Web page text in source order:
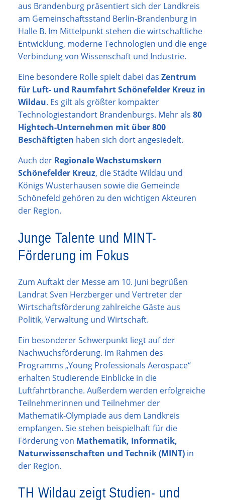
aus Brandenburg präsentiert sich der Landkreis
am Gemeinschaftsstand Berlin-Brandenburg in
Halle B. Im Mittelpunkt stehen die wirtschaftliche
Entwicklung, moderne Technologien und die enge
Verbindung von Wissenschaft und Industrie.
Eine besondere Rolle spielt dabei das Zentrum
für Luft- und Raumfahrt Schönefelder Kreuz in
Wildau. Es gilt als größter kompakter
Technologiestandort Brandenburgs. Mehr als 80
Hightech-Unternehmen mit über 800
Beschäftigten haben sich dort angesiedelt.
Auch der Regionale Wachstumskern
Schönefelder Kreuz, die Städte Wildau und
Königs Wusterhausen sowie die Gemeinde
Schönefeld gehören zu den wichtigen Akteuren
der Region.
Junge Talente und MINT-
Förderung im Fokus
Zum Auftakt der Messe am 10. Juni begrüßen
Landrat Sven Herzberger und Vertreter der
Wirtschaftsförderung zahlreiche Gäste aus
Politik, Verwaltung und Wirtschaft.
Ein besonderer Schwerpunkt liegt auf der
Nachwuchsförderung. Im Rahmen des
Programms „Young Professionals Aerospace“
erhalten Studierende Einblicke in die
Luftfahrtbranche. Außerdem werden erfolgreiche
Teilnehmerinnen und Teilnehmer der
Mathematik-Olympiade aus dem Landkreis
empfangen. Sie stehen beispielhaft für die
Förderung von Mathematik, Informatik,
Naturwissenschaften und Technik (MINT) in
der Region.
TH Wildau zeigt Studien- und